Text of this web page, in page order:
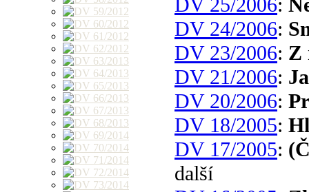
DV 25/2006:
DV 24/2006:
DV 23/2006: Z
DV 21/2006:
DV 20/2006:
DV 18/2005:
DV 17/2005:
další